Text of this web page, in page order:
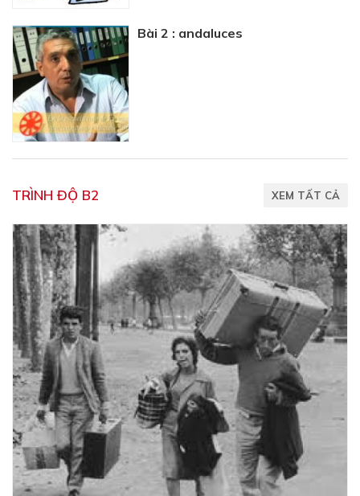
Bài 2 : andaluces
TRÌNH ĐỘ B2 XEM TẤT CẢ